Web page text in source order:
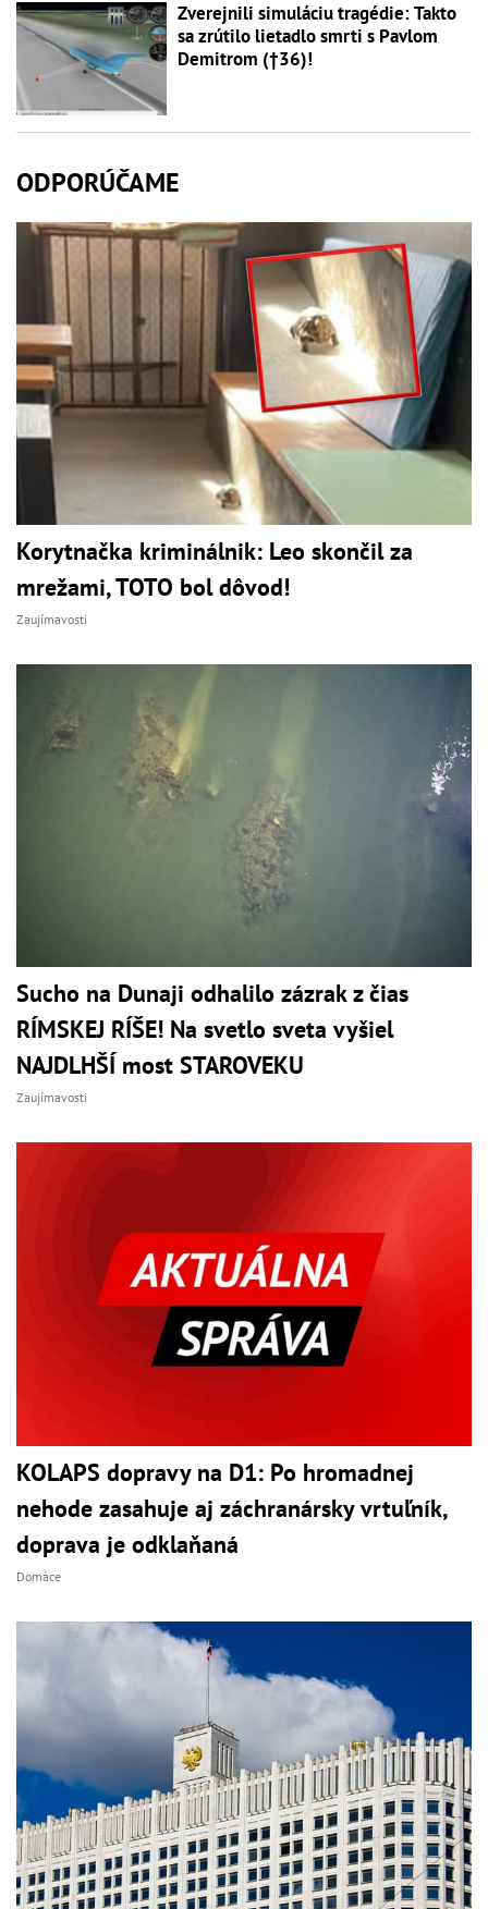
Zverejnili simuláciu tragédie: Takto
sa zrútilo lietadlo smrti s Pavlom
Demitrom (†36)!
ODPORÚČAME
Korytnačka kriminálnik: Leo skončil za
mrežami, TOTO bol dôvod!
Zaujímavosti
Sucho na Dunaji odhalilo zázrak z čias
RÍMSKEJ RÍŠE! Na svetlo sveta vyšiel
NAJDLHŠÍ most STAROVEKU
Zaujímavosti
KOLAPS dopravy na D1: Po hromadnej
nehode zasahuje aj záchranársky vrtuľník,
doprava je odklaňaná
Domáce